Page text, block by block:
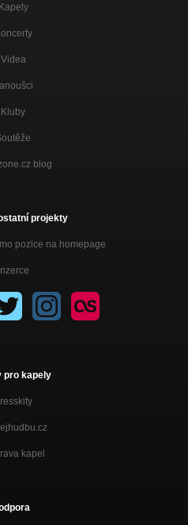
Kapely
Videa
Kluby
blog
projekty
pozice na homepage
Inzerce
pro kapely
kapel